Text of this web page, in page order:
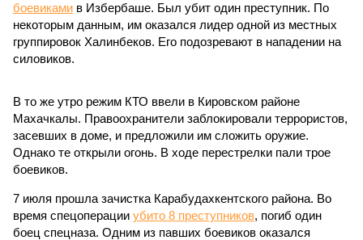
боевиками в Избербаше. Был убит один преступник. По
некоторым данным, им оказался лидер одной из местных
группировок Халинбеков. Его подозревают в нападении на
силовиков.
В то же утро режим КТО ввели в Кировском районе
Махачкалы. Правоохранители заблокировали террористов,
засевших в доме, и предложили им сложить оружие.
Однако те открыли огонь. В ходе перестрелки пали трое
боевиков.
7 июля прошла зачистка Карабудахкентского района. Во
время спецоперации убито 8 преступников, погиб один
боец спецназа. Одним из павших боевиков оказался